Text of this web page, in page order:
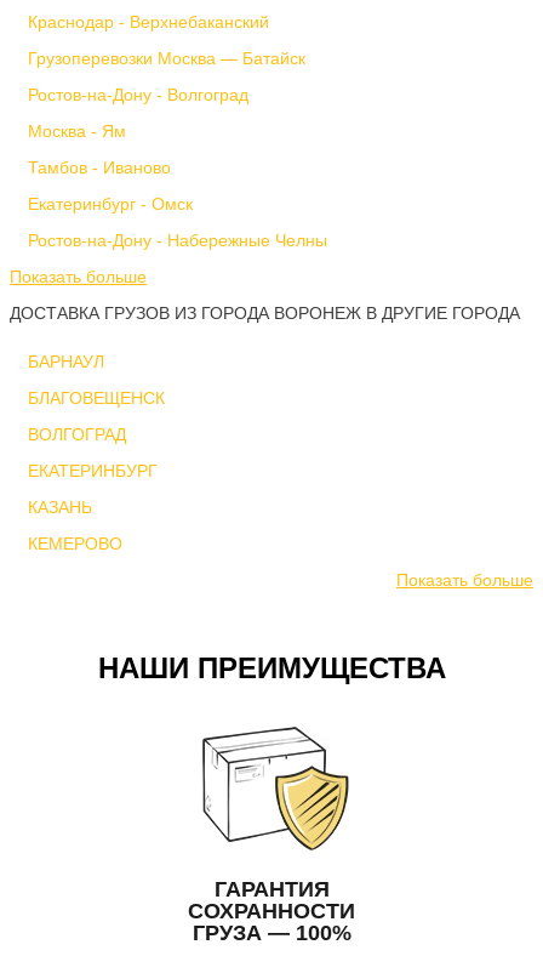
Краснодар - Верхнебаканский
Грузоперевозки Москва — Батайск
Ростов-на-Дону - Волгоград
Москва - Ям
Тамбов - Иваново
Екатеринбург - Омск
Ростов-на-Дону - Набережные Челны
Показать больше
ДОСТАВКА ГРУЗОВ ИЗ ГОРОДА ВОРОНЕЖ В ДРУГИЕ ГОРОДА
БАРНАУЛ
БЛАГОВЕЩЕНСК
ВОЛГОГРАД
ЕКАТЕРИНБУРГ
КАЗАНЬ
КЕМЕРОВО
Показать больше
НАШИ ПРЕИМУЩЕСТВА
ГАРАНТИЯ
СОХРАННОСТИ
ГРУЗА — 100%